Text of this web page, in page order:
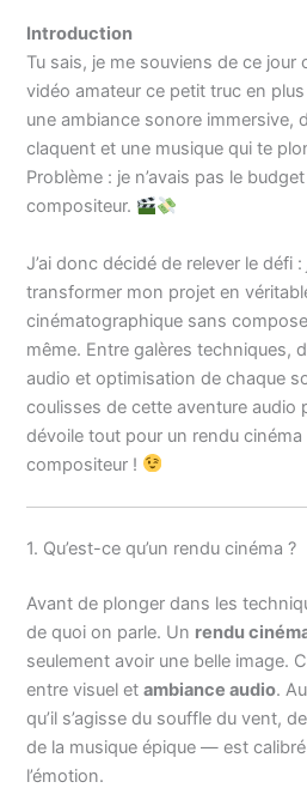
Introduction
Tu sais, je me souviens de ce jour
vidéo amateur ce petit truc en
une ambiance sonore immersive,
claquent et une musique qui te
Problème : je n’avais pas le
compositeur.
J’ai donc décidé de relever le défi :
transformer mon projet en
cinématographique sans
même. Entre galères techniques,
audio et optimisation de chaque
coulisses de cette aventure audio
dévoile tout pour un rendu
compositeur !
1. Qu’est-ce qu’un rendu cinéma ?
Avant de plonger dans les
de quoi on parle. Un rendu
seulement avoir une belle image.
entre visuel etambiance audio.
qu’il s’agisse du souffle du vent,
de la musique épique — est
l’émotion.